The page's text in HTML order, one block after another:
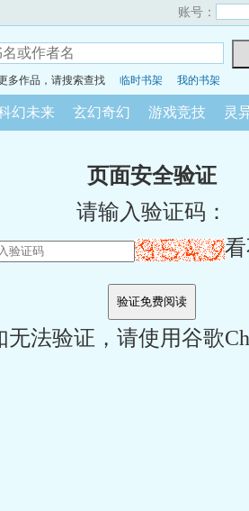
账号：
多作品，请搜索查找 临时书架 我的书架
幻未来 玄幻奇幻 游戏竞技 灵
页面安全验证
请输入验证码：
法验证，请使用谷歌